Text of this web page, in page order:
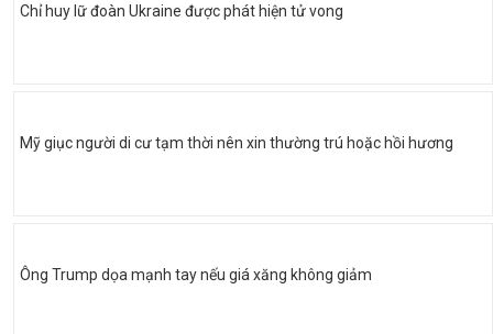
Chỉ huy lữ đoàn Ukraine được phát hiện tử vong
Mỹ giục người di cư tạm thời nên xin thường trú hoặc hồi hương
Ông Trump dọa mạnh tay nếu giá xăng không giảm